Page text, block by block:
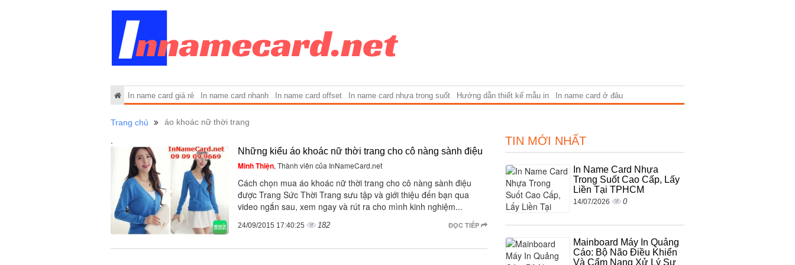
In name card giá rẻ In name card nhanh In name card offset In name card nhựa trong suốt Hướng dẫn thiết kế mẫu in In name card ở đâu
Trang chủ áo khoác nữ thời trang
.
Những kiểu áo khoác nữ thời trang cho cô nàng sành điệu
Minh Thiện, Thành viên của InNameCard.net
Cách chọn mua áo khoác nữ thời trang cho cô nàng sành điệu
được Trang Sức Thời Trang sưu tập và giới thiệu đến bạn qua
video ngắn sau, xem ngay và rút ra cho mình kinh nghiệm...
ĐỌC TIẾP
24/09/2015 17:40:25 182
TIN MỚI NHẤT
In Name Card Nhựa
Trong Suốt Cao Cấp, Lấy
Liền Tại TPHCM
14/07/2026 0
Mainboard Máy In Quảng
Cáo: Bộ Não Điều Khiển
Và Cẩm Nang Xử Lý Sự